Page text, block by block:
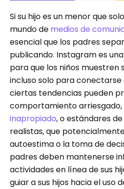
Si su hijo es un menor que
mundo de medios de
esencial que los padres
publicando. Instagram es
para que los niños muestren
incluso solo para conectarse
ciertas tendencias pueden
comportamiento arriesgado,
inapropiado, o estándares
realistas, que
autoestima o la toma de
padres deben mantenerse
actividades en línea de sus
guiar a sus hijos hacia el uso